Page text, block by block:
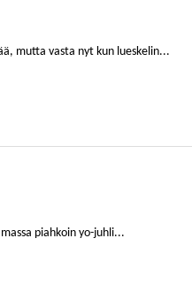
mutta vasta nyt kun lueskelin...
piahkoin yo-juhli...